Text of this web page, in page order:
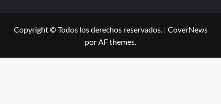
Copyright © Todos los derechos reservados. | CoverNews
por AF themes.